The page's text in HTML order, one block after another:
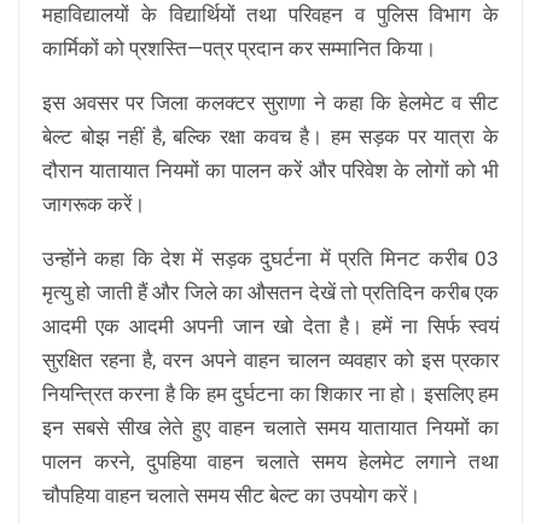
महाविद्यालयों के विद्यार्थियों तथा परिवहन व पुलिस विभाग के
कार्मिकों को प्रशस्ति—पत्र प्रदान कर सम्मानित किया।
इस अवसर पर जिला कलक्टर सुराणा ने कहा कि हेलमेट व सीट
बेल्ट बोझ नहीं है, बल्कि रक्षा कवच है। हम सड़क पर यात्रा के
दौरान यातायात नियमों का पालन करें और परिवेश के लोगों को भी
जागरूक करें।
उन्होंने कहा कि देश में सड़क दुघर्टना में प्रति मिनट करीब 03
मृत्यु हो जाती हैं और जिले का औसतन देखें तो प्रतिदिन करीब एक
आदमी एक आदमी अपनी जान खो देता है। हमें ना सिर्फ स्वयं
सुरक्षित रहना है, वरन अपने वाहन चालन व्यवहार को इस प्रकार
नियन्त्रित करना है कि हम दुर्घटना का शिकार ना हो। इसलिए हम
इन सबसे सीख लेते हुए वाहन चलाते समय यातायात नियमों का
पालन करने, दुपहिया वाहन चलाते समय हेलमेट लगाने तथा
चौपहिया वाहन चलाते समय सीट बेल्ट का उपयोग करें।